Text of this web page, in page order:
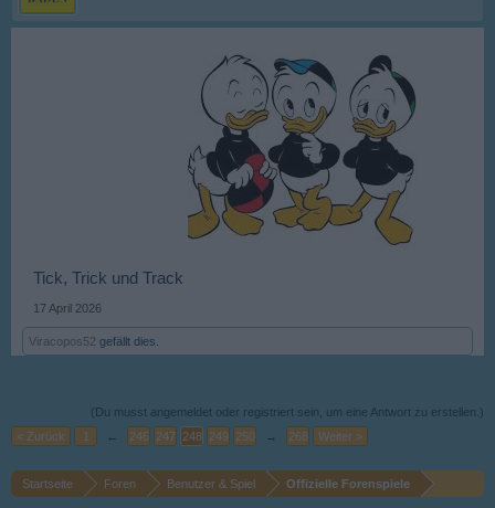
Tick, Trick und Track
17 April 2026
Viracopos52 gefällt dies.
(Du musst angemeldet oder registriert sein, um eine Antwort zu erstellen.)
< Zurück
1 ← 246 247 248 249 250 → 268 Weiter >
Startseite Foren Benutzer & Spiel Offizielle Forenspiele